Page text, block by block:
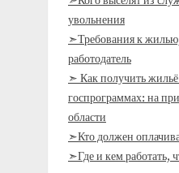
увольнения
➣Требования к жилью,
работодатель
➣ Как получить жильё
госпрограммах: на
области
➣Кто должен
➣Где и кем работать,